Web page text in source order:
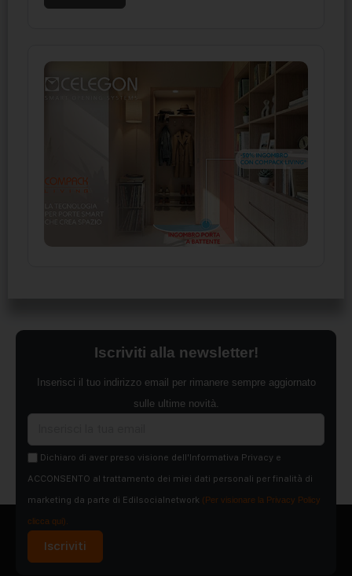
Iscriviti alla newsletter!
Inserisci il tuo indirizzo email per rimanere sempre aggiornato
sulle ultime novità.
Dichiaro di aver preso visione dell'Informativa Privacy e
ACCONSENTO al trattamento dei miei dati personali per finalità di
marketing da parte di Edilsocialnetwork (Per visionare la Privacy Policy
clicca qui).
Iscriviti